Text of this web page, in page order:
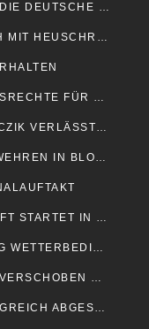
HSG ERZWINGT DRITTES SPIEL UM DIE DEUTSCHE MEISTERSCHAFT
NABU-VORTRAG BESCHÄFTIGT SICH MIT HEUSCHRECKEN
STADT BLOMBERG VERGIBT NAMENSRECHTE FÜR SPORTHALLE
ZUKUNFT GEKLÄRT: MARIE MICHALCZIK VERLÄSST DIE HSG
KREISVERBANDSFEST DER FEUERWEHREN IN BLOMBERG
HSG: FINALE UM DIE MEISTERSCHAFT STARTET IN DORTMUND
FREIBAD-ERÖFFNUNG IN BLOMBERG WETTERBEDINGT VERSCHOBEN
STRASSENSANIERUNGEN MÜSSEN VERSCHOBEN WERDEN
PROJEKT AM KLEPPERBACH ERFOLGREICH ABGESCHLOSSEN